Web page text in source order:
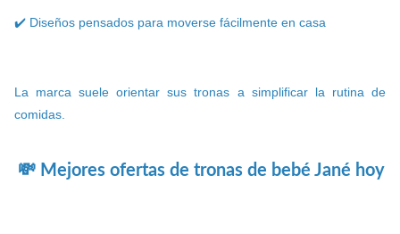
✔️ Diseños pensados para moverse fácilmente en casa
La marca suele orientar sus tronas a simplificar la rutina de
comidas.
💸 Mejores ofertas de tronas de bebé Jané hoy